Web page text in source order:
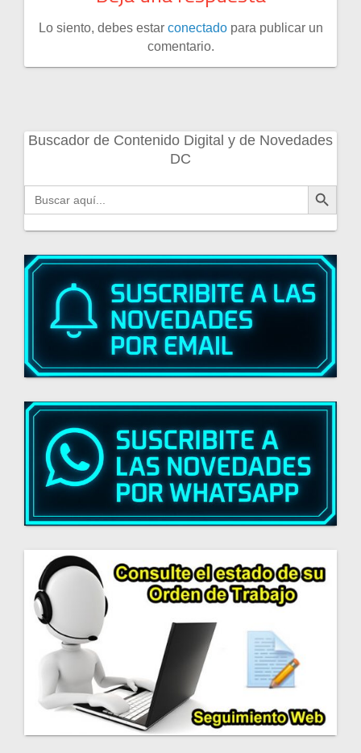
Lo siento, debes estar conectadopara publicar un
comentario.
Buscador de Contenido Digital y de Novedades
DC
Buscar: Botón de búsqueda